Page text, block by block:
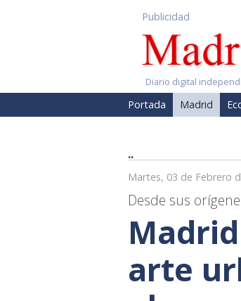
Publicidad
Diario digital
Portada Madrid
..
Martes, 03 de Febrero
Desde sus
arte